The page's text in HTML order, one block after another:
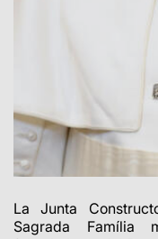
La Junta
Sagrada Família